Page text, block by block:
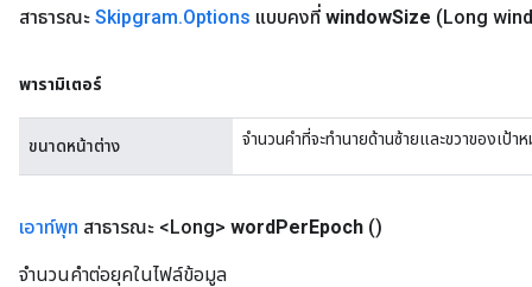
สาธารณะ Skipgram.Options แบบคงที่ windowSize (Long
พารามิเตอร์
ขนาดหน้าต่าง จำนวนคำที่จะทำนายด้านซ้ายและขวาของเป้า
เอาท์พุท สาธารณะ <Long> wordPerEpoch ()
จำนวนคำต่อยุคในไฟล์ข้อมูล